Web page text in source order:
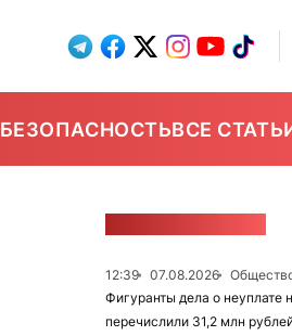
БЕЗОПАСНОСТЬВСЕ
12:39 07.08.2026
Фигуранты дела о неуплате
перечислили 31,2 млн